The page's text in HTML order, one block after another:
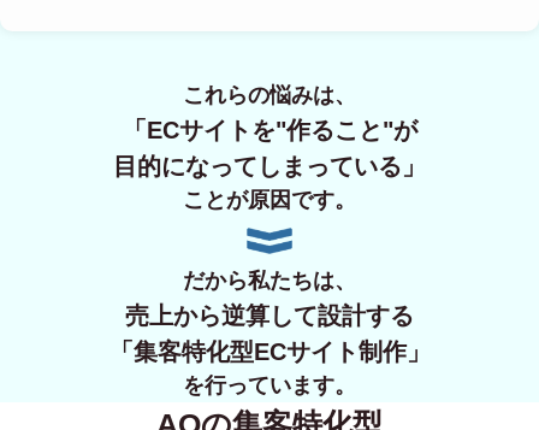
これらの悩みは、
「ECサイトを"作ること"が
目的になってしまっている」
ことが原因です。
だから私たちは、
売上から逆算して設計する
「集客特化型ECサイト制作」
を行っています。